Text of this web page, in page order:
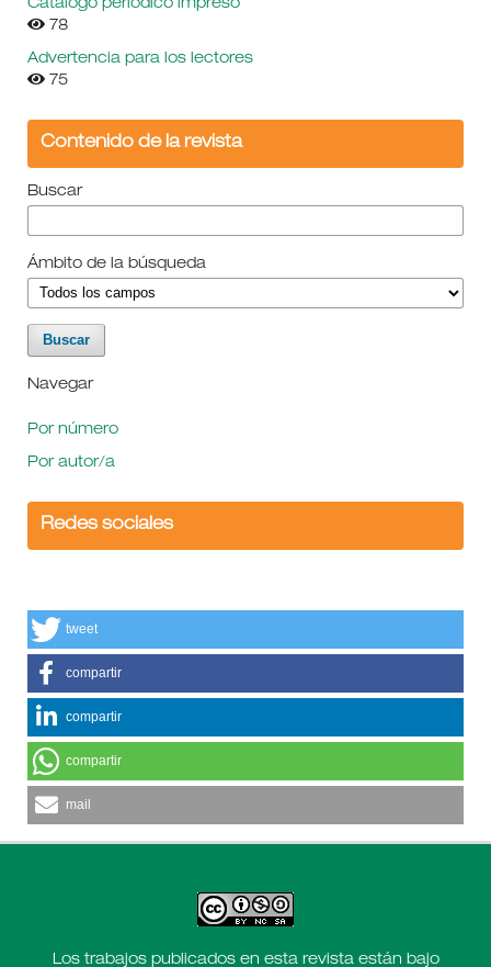
Catálogo periódico impreso
78
Advertencia para los lectores
75
Contenido de la revista
Buscar
Ámbito de la búsqueda
Navegar
Por número
Por autor/a
Redes sociales
tweet
compartir
compartir
compartir
mail
Los trabajos publicados en esta revista están bajo